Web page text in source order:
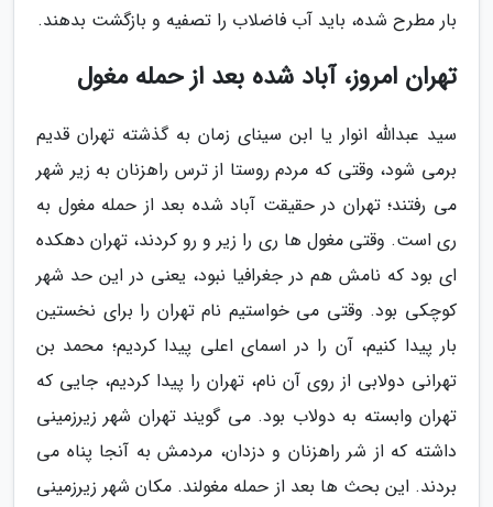
بار مطرح شده، باید آب فاضلاب را تصفیه و بازگشت بدهند.
تهران امروز، آباد شده بعد از حمله مغول
سید عبدالله انوار یا ابن سینای زمان به گذشته تهران قدیم
برمی شود، وقتی که مردم روستا از ترس راهزنان به زیر شهر
می رفتند؛ تهران در حقیقت آباد شده بعد از حمله مغول به
ری است. وقتی مغول ها ری را زیر و رو کردند، تهران دهکده
ای بود که نامش هم در جغرافیا نبود، یعنی در این حد شهر
کوچکی بود. وقتی می خواستیم نام تهران را برای نخستین
بار پیدا کنیم، آن را در اسمای اعلی پیدا کردیم؛ محمد بن
تهرانی دولابی از روی آن نام، تهران را پیدا کردیم، جایی که
تهران وابسته به دولاب بود. می گویند تهران شهر زیرزمینی
داشته که از شر راهزنان و دزدان، مردمش به آنجا پناه می
بردند. این بحث ها بعد از حمله مغولند. مکان شهر زیرزمینی